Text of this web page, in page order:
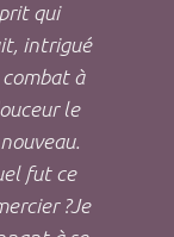
qui
intrigué
à
le
fut ce
?Je